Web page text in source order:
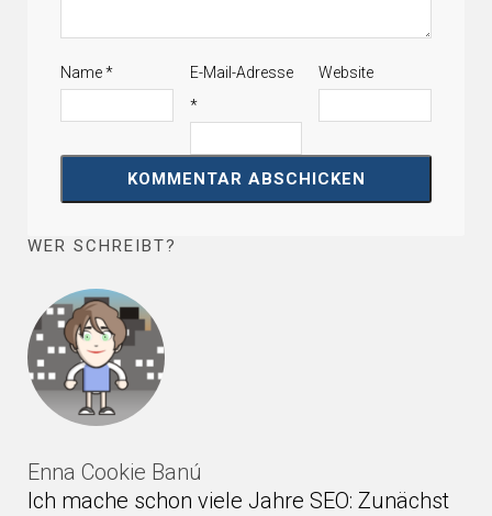
Name*
E-Mail-Adresse
*
Website
WER SCHREIBT?
Enna Cookie Banú
Ich mache schon viele Jahre SEO: Zunächst